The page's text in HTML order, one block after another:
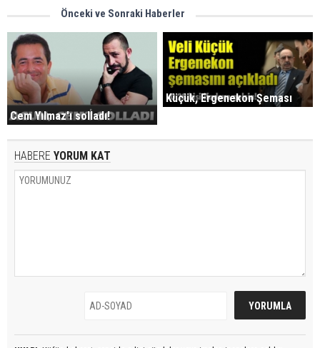
Önceki ve Sonraki Haberler
Cem Yılmaz'ı solladı!
Küçük, Ergenekon Şeması
HABERE YORUM KAT